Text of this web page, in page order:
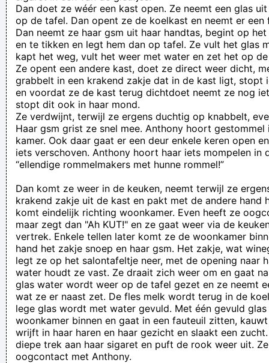
Dan doet ze wéér een kast open. Ze neemt een glas
op de tafel. Dan opent ze de koelkast en neemt er een
Dan neemt ze haar gsm uit haar handtas, begint op
en te tikken en legt hem dan op tafel. Ze vult het glas
kapt het weg, vult het weer met water en zet het op
Ze opent een andere kast, doet ze direct weer dicht,
grabbelt in een krakend zakje dat in de kast ligt, stopt
en voordat ze de kast terug dichtdoet neemt ze nog
stopt dit ook in haar mond.
Ze verdwijnt, terwijl ze ergens duchtig op knabbelt,
Haar gsm grist ze snel mee. Anthony hoort gestommel
kamer. Ook daar gaat er een deur enkele keren open
iets verschoven. Anthony hoort haar iets mompelen in
“ellendige rommelmakers met hunne rommel!”
Dan komt ze weer in de keuken, neemt terwijl ze
krakend zakje uit de kast en pakt met de andere hand
komt eindelijk richting woonkamer. Even heeft ze
maar zegt dan "Ah KUT!" en ze gaat weer via de
vertrek. Enkele tellen later komt ze de woonkamer
hand het zakje snoep en haar gsm. Het zakje, wat
legt ze op het salontafeltje neer, met de opening naar
water houdt ze vast. Ze draait zich weer om en gaat
glas water wordt weer op de tafel gezet en ze neemt
wat ze er naast zet. De fles melk wordt terug in de
lege glas wordt met water gevuld. Met één gevuld
woonkamer binnen en gaat in een fauteuil zitten,
wrijft in haar haren en haar gezicht en slaakt een
diepe trek aan haar sigaret en puft de rook weer uit.
oogcontact met Anthony.